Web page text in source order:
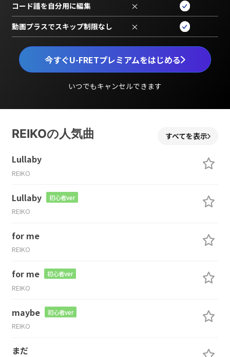
今すぐU-FRETプレミアムをはじめる
いつでもキャンセルできます
コード譜を自分用に編集 ×
動画プラスでスキップ制限なし ×
REIKOの人気曲 すべてを表示
Lullaby
REIKO
Lullaby 初心者ver
REIKO
for me
REIKO
for me 初心者ver
REIKO
maybe 初心者ver
REIKO
まだ